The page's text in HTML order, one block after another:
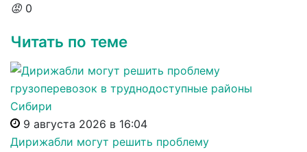
😡 0
Читать по теме
9 августа 2026 в 16:04
Дирижабли могут решить проблему